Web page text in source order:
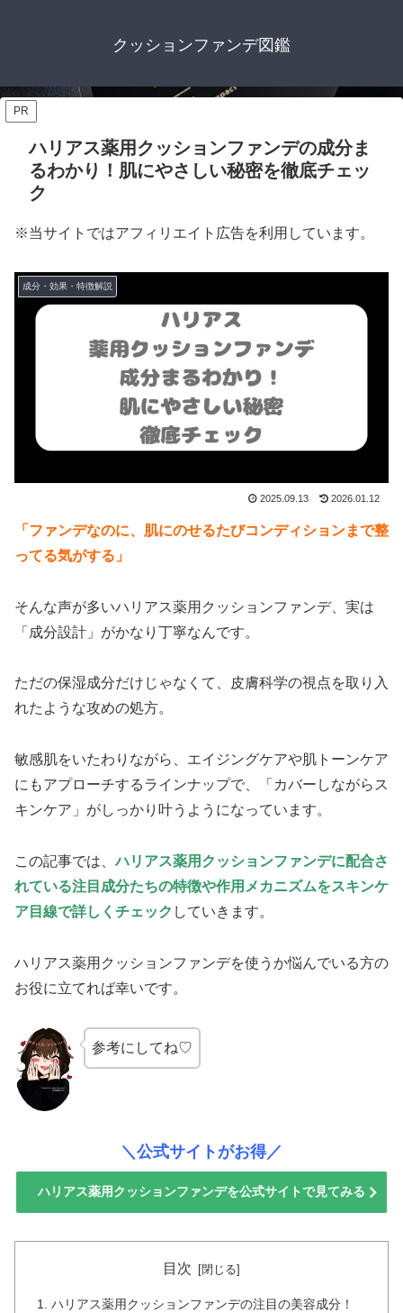
クッションファンデ図鑑
PR
ハリアス薬用クッションファンデの成分ま
るわかり！肌にやさしい秘密を徹底チェッ
ク
※当サイトではアフィリエイト広告を利用しています。
成分・効果・特徴解説
2025.09.13 2026.01.12
「ファンデなのに、肌にのせるたびコンディションまで整
ってる気がする」
そんな声が多いハリアス薬用クッションファンデ、実は
「成分設計」がかなり丁寧なんです。
ただの保湿成分だけじゃなくて、皮膚科学の視点を取り入
れたような攻めの処方。
敏感肌をいたわりながら、エイジングケアや肌トーンケア
にもアプローチするラインナップで、「カバーしながらス
キンケア」がしっかり叶うようになっています。
この記事では、ハリアス薬用クッションファンデに配合さ
れている注目成分たちの特徴や作用メカニズムをスキンケ
ア目線で詳しくチェック していきます。
ハリアス薬用クッションファンデを使うか悩んでいる方の
お役に立てれば幸いです。
参考にしてね♡
＼公式サイトがお得／
ハリアス薬用クッションファンデを公式サイトで見てみる
目次
ハリアス薬用クッションファンデの注目の美容成分！